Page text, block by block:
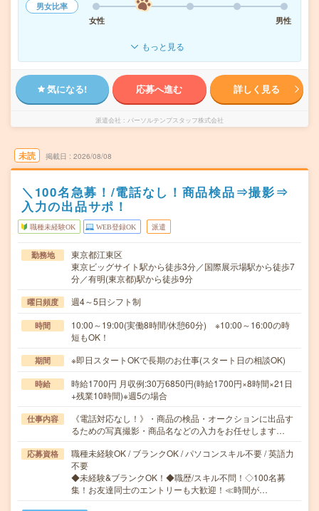
男女比率
女性
男性
もっと見る
気になる! 応募へ進む 詳しく見る
派遣会社 パーソルテンプスタッフ株式会社
未読 掲載日 2026/08/08
＼100名急募！/電話なし！商品検品⇒撮影⇒
入力の出品サポ！
職種未経験OK WEB登録OK 派遣
勤務地
東京都江東区
東京ビッグサイト駅から徒歩3分／国際展示場駅から徒歩7
分／有明(東京都)駅から徒歩9分
曜日頻度 週4～5日シフト制
時間
10:00～19:00(実働8時間/休憩60分) ※10:00～16:00の時
短もOK！
期間 ※即日スタートOKで長期のお仕事(スタート日の相談OK)
時給
時給1700円 月収例:30万6850円(時給1700円×8時間×21日
+残業10時間)※週5の場合
仕事内容
《電話対応なし！》・商品の検品・オークションに出品す
るための写真撮影・商品名などの入力をお任せします…
応募資格
職種未経験OK / ブランクOK / パソコンスキル不要 / 英語力
不要
◆未経験&ブランクOK！◆職歴/スキル不問！◇100名募
集！お友達同士のエントリーも大歓迎！≪時間が…